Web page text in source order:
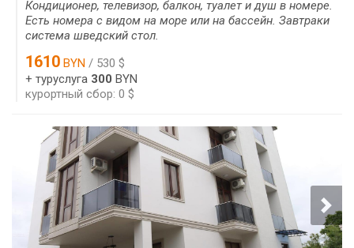
Кондиционер, телевизор, балкон, туалет и душ в номере.
Есть номера с видом на море или на бассейн. Завтраки
система шведский стол.
1610 BYN / 530 $
+ туруслуга 300 BYN
курортный сбор: 0 $